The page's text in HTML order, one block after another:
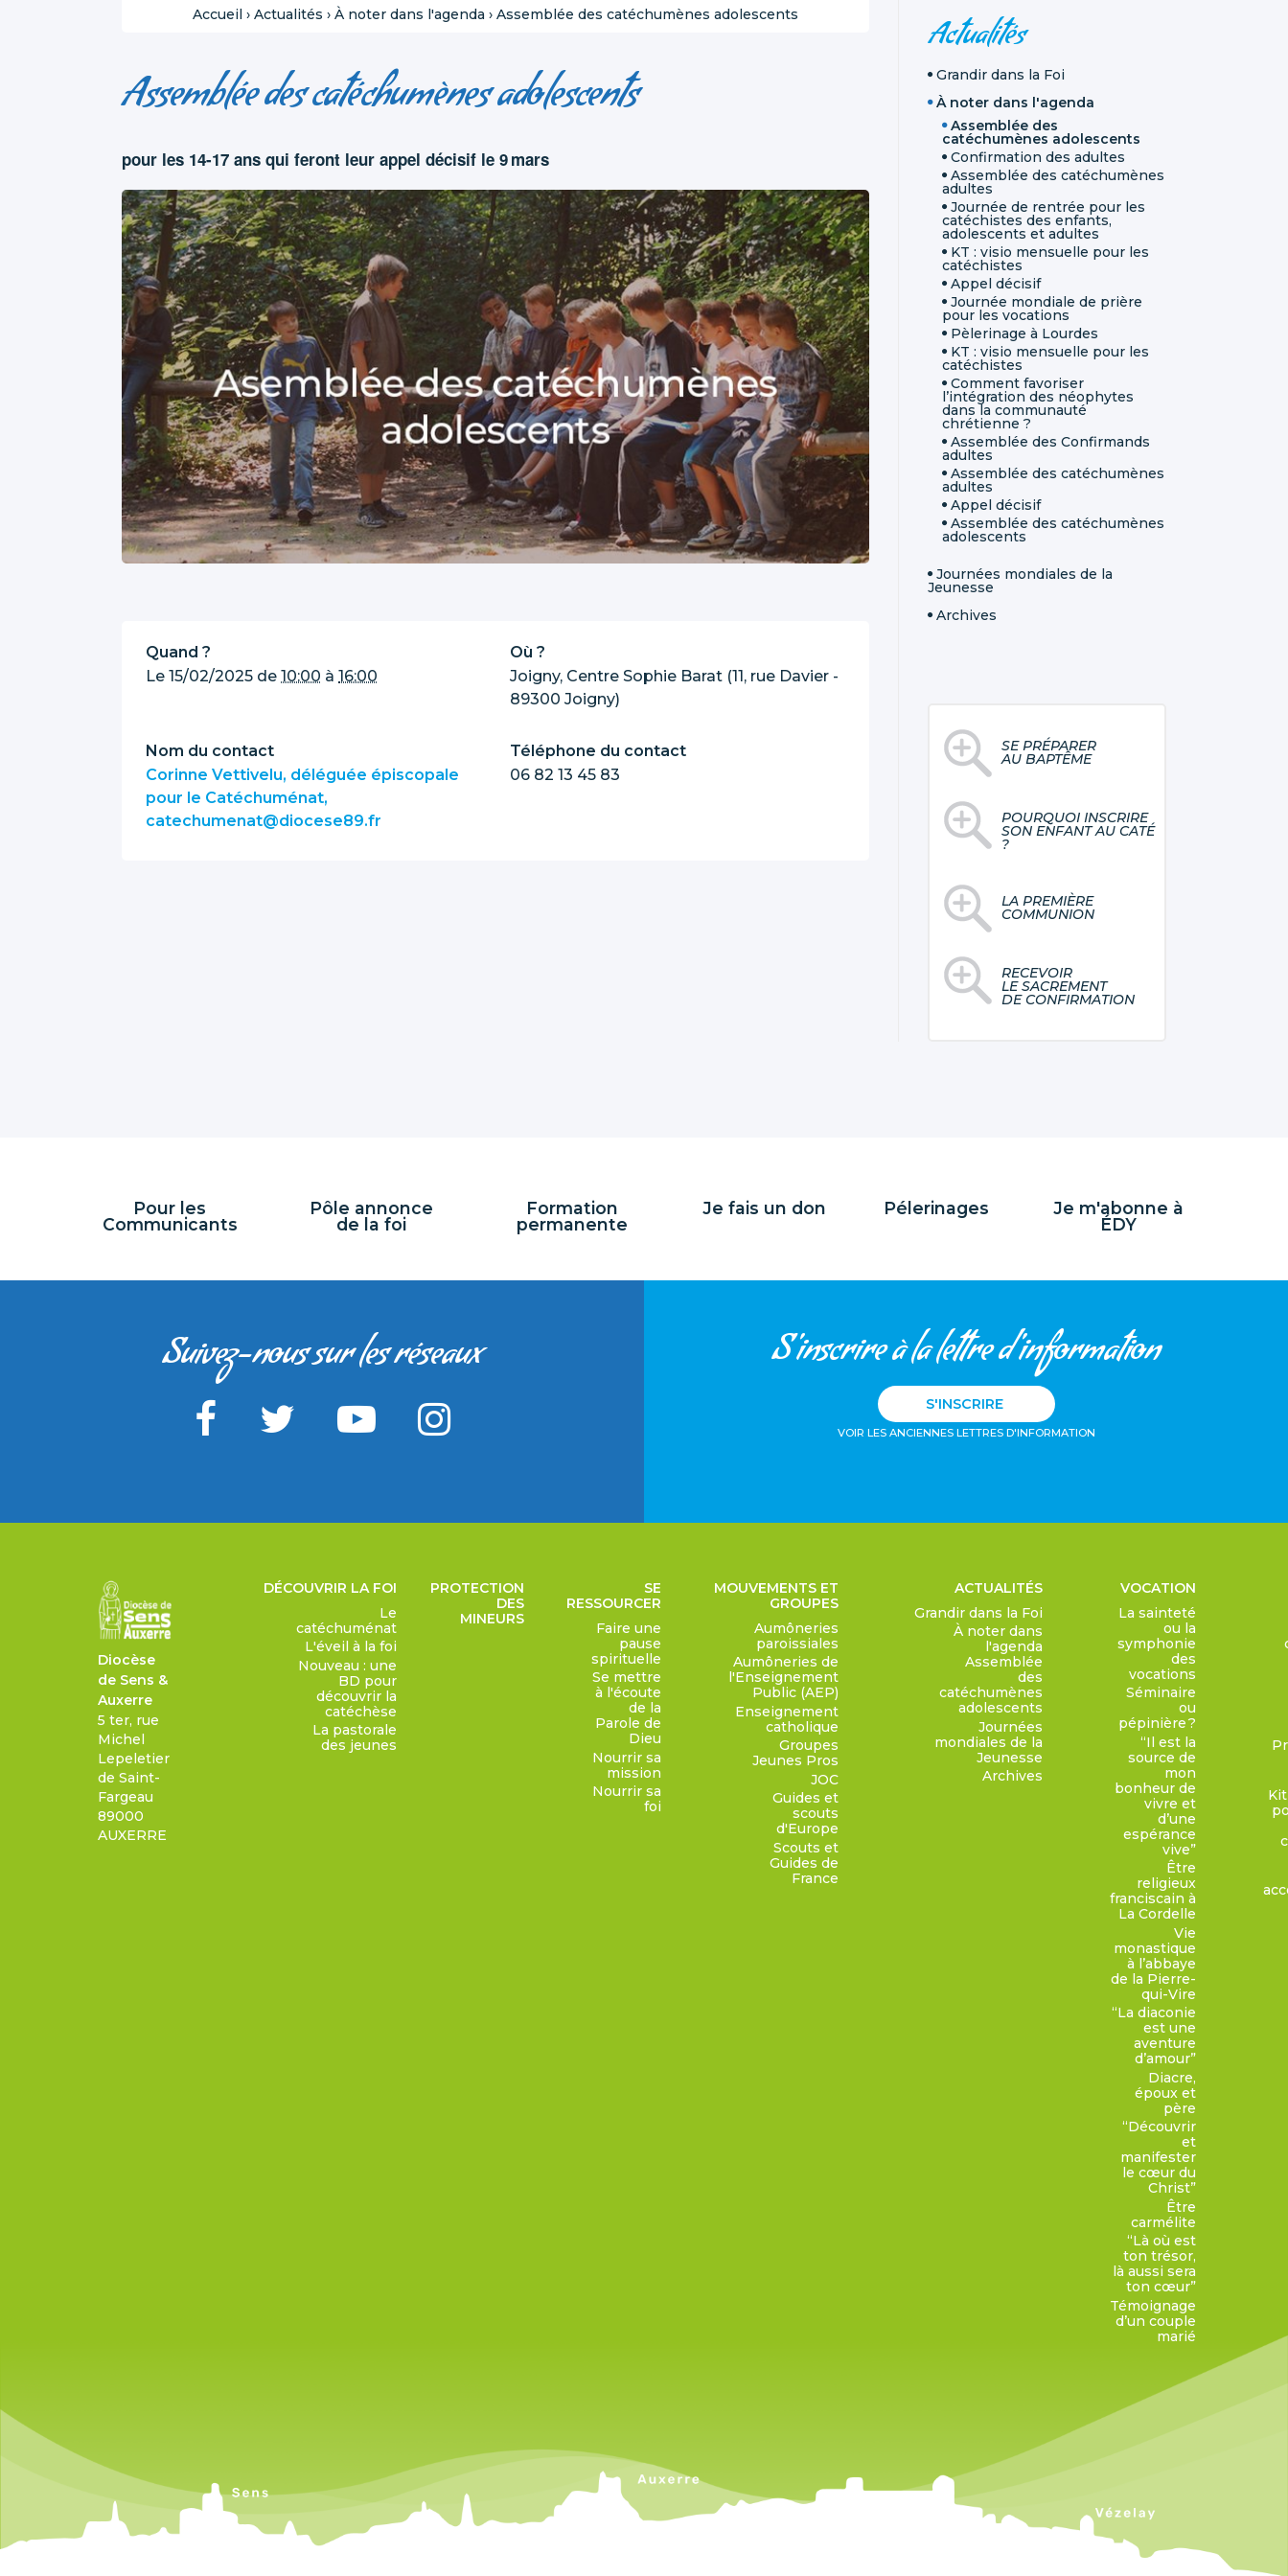
Accueil › Actualités › À noter dans l'agenda › Assemblée des catéchumènes adolescents
Assemblée des catéchumènes adolescents
pour les 14-17 ans qui feront leur appel décisif le 9 mars
Quand ?
Le 15/02/2025 de 10:00 à 16:00
Où ?
Joigny, Centre Sophie Barat (11, rue Davier -
89300 Joigny)
Nom du contact
Corinne Vettivelu, déléguée épiscopale
pour le Catéchuménat,
catechumenat@diocese89.fr
Téléphone du contact
06 82 13 45 83
Actualités
Grandir dans la Foi
À noter dans l'agenda
Assemblée des
catéchumènes adolescents
Confirmation des adultes
Assemblée des catéchumènes
adultes
Journée de rentrée pour les
catéchistes des enfants,
adolescents et adultes
KT : visio mensuelle pour les
catéchistes
Appel décisif
Journée mondiale de prière
pour les vocations
Pèlerinage à Lourdes
KT : visio mensuelle pour les
catéchistes
Comment favoriser
l’intégration des néophytes
dans la communauté
chrétienne ?
Assemblée des Confirmands
adultes
Assemblée des catéchumènes
adultes
Appel décisif
Assemblée des catéchumènes
adolescents
Journées mondiales de la
Jeunesse
Archives
SE PRÉPARER
AU BAPTÊME
POURQUOI INSCRIRE
SON ENFANT AU CATÉ
?
LA PREMIÈRE
COMMUNION
RECEVOIR
LE SACREMENT
DE CONFIRMATION
Pour les
Communicants
Pôle annonce
de la foi
Formation
permanente
Je fais un don Pélerinages
Je m'abonne à
ÉDY
Suivez-nous sur les réseaux S'inscrire à la lettre d'information
S'INSCRIRE
VOIR LES ANCIENNES LETTRES D'INFORMATION
Diocèse
de Sens &
Auxerre
5 ter, rue
Michel
Lepeletier
de Saint-
Fargeau
89000
AUXERRE
DÉCOUVRIR LA FOI
Le
catéchuménat
L'éveil à la foi
Nouveau : une
BD pour
découvrir la
catéchèse
La pastorale
des jeunes
PROTECTION
DES
MINEURS
SE
RESSOURCER
Faire une
pause
spirituelle
Se mettre
à l'écoute
de la
Parole de
Dieu
Nourrir sa
mission
Nourrir sa
foi
MOUVEMENTS ET
GROUPES
Aumôneries
paroissiales
Aumôneries de
l'Enseignement
Public (AEP)
Enseignement
catholique
Groupes
Jeunes Pros
JOC
Guides et
scouts
d'Europe
Scouts et
Guides de
France
ACTUALITÉS
Grandir dans la Foi
À noter dans
l'agenda
Assemblée
des
catéchumènes
adolescents
Journées
mondiales de la
Jeunesse
Archives
VOCATION
La sainteté
ou la
symphonie
des
vocations
Séminaire
ou
pépinière ?
“Il est la
source de
mon
bonheur de
vivre et
d’une
espérance
vive”
Être
religieux
franciscain à
La Cordelle
Vie
monastique
à l’abbaye
de la Pierre-
qui-Vire
“La diaconie
est une
aventure
d’amour”
Diacre,
époux et
père
“Découvrir
et
manifester
le cœur du
Christ”
Être
carmélite
“Là où est
ton trésor,
là aussi sera
ton cœur”
Témoignage
d’un couple
marié